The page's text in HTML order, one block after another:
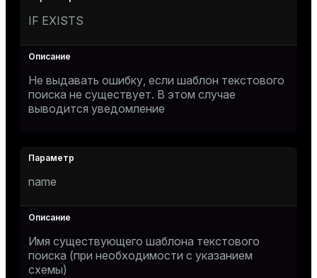
IF EXISTS
Не выдавать ошибку, если шаблон текстового
поиска не существует. В этом случае
выводится уведомление
name
Имя существующего шаблона текстового
поиска (при необходимости с указанием
схемы)